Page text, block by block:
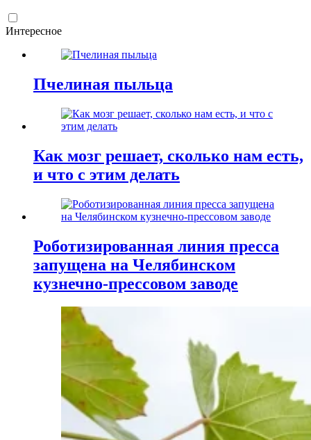
Интересное
Пчелиная пыльца
Как мозг решает, сколько нам есть,
и что с этим делать
Роботизированная линия пресса
запущена на Челябинском
кузнечно-прессовом заводе